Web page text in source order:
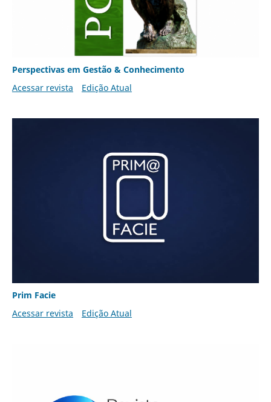
Perspectivas em Gestão & Conhecimento
Acessar revista
Edição Atual
Prim Facie
Acessar revista
Edição Atual